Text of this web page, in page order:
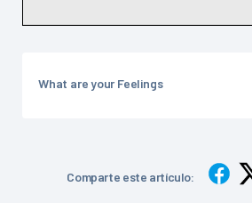
What are your Feelings
Comparte este artículo: